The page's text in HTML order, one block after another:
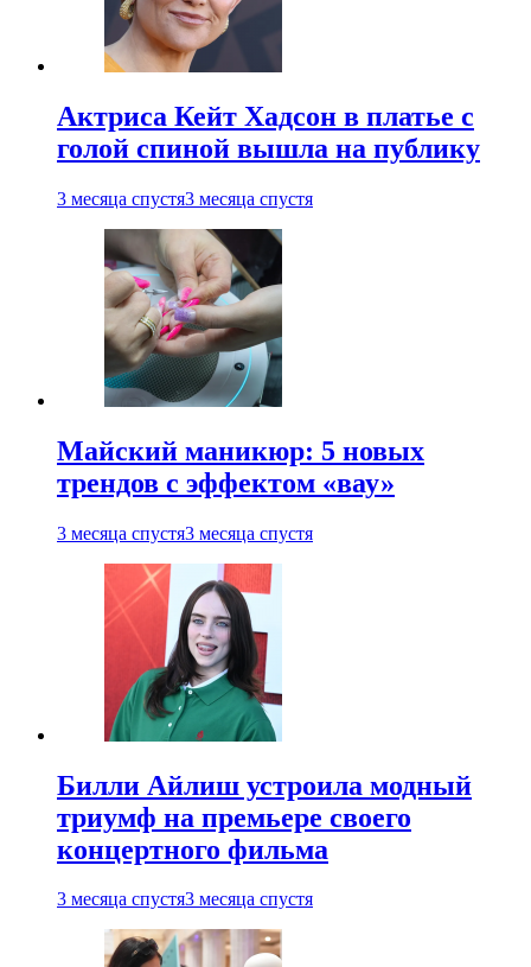
Актриса Кейт Хадсон в платье с
голой спиной вышла на публику
3 месяца спустя3 месяца спустя
Майский маникюр: 5 новых
трендов с эффектом «вау»
3 месяца спустя3 месяца спустя
Билли Айлиш устроила модный
триумф на премьере своего
концертного фильма
3 месяца спустя3 месяца спустя